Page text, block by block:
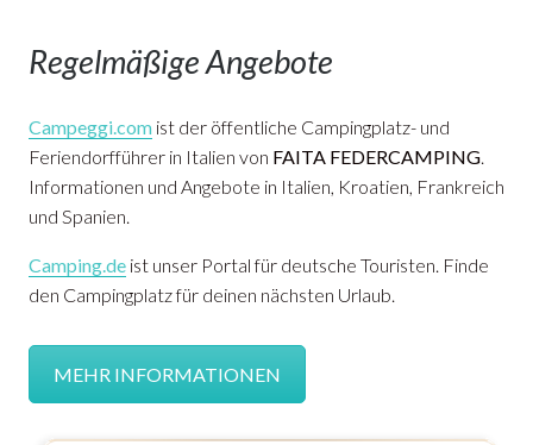
Regelmäßige Angebote
Campeggi.com ist der öffentliche Campingplatz- und
Feriendorfführer in Italien von FAITA FEDERCAMPING.
Informationen und Angebote in Italien, Kroatien, Frankreich
und Spanien.
Camping.de ist unser Portal für deutsche Touristen. Finde
den Campingplatz für deinen nächsten Urlaub.
MEHR INFORMATIONEN